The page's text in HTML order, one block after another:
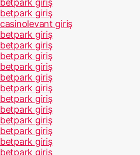
betpark giriş
betpark giriş
casinolevant giriş
betpark giriş
betpark giriş
betpark giriş
betpark giriş
betpark giriş
betpark giriş
betpark giriş
betpark giriş
betpark giriş
betpark giriş
betpark giriş
betpark giriş